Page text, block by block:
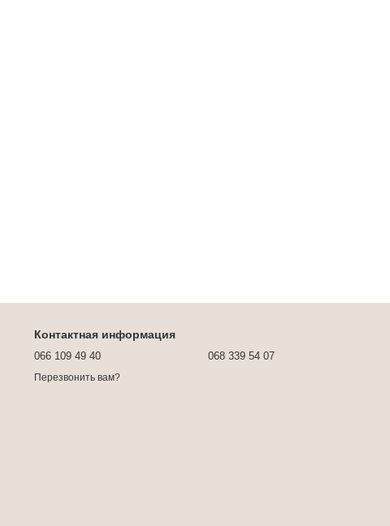
Контактная информация
066 109 49 40
Перезвонить вам?
068 339 54 07